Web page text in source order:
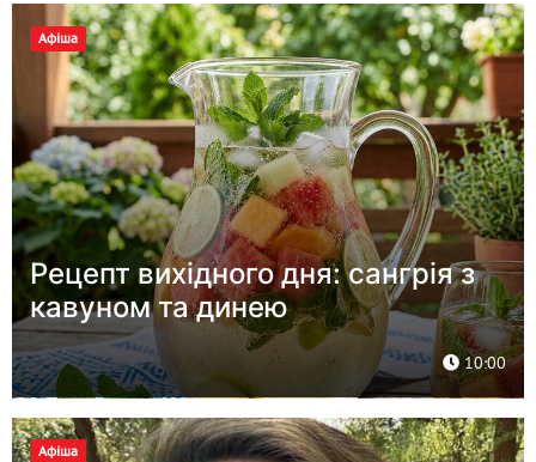
Афіша
Рецепт вихідного дня: сангрія з
кавуном та динею
10:00
Афіша